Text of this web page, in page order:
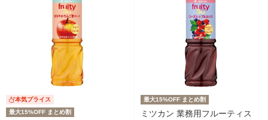
本気プライス
最大15%OFF まとめ割
最大15%OFF まとめ割
ミツカン 業務用フルーティス